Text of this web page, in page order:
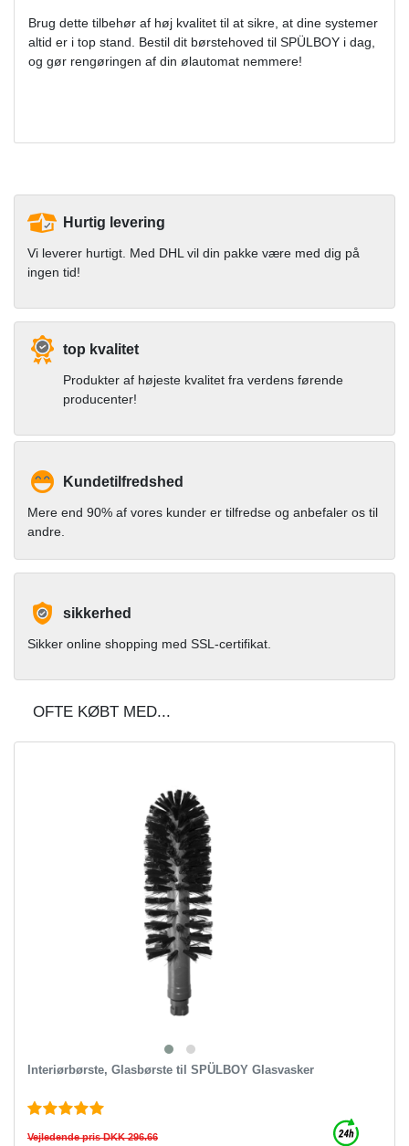
Brug dette tilbehør af høj kvalitet til at sikre, at dine systemer
altid er i top stand. Bestil dit børstehoved til SPÜLBOY i dag,
og gør rengøringen af ​​din ølautomat nemmere!
Hurtig levering
Vi leverer hurtigt. Med DHL vil din pakke være med dig på
ingen tid!
top kvalitet
Produkter af højeste kvalitet fra verdens førende
producenter!
Kundetilfredshed
Mere end 90% af vores kunder er tilfredse og anbefaler os til
andre.
sikkerhed
Sikker online shopping med SSL-certifikat.
OFTE KØBT MED...
Interiørbørste, Glasbørste til SPÜLBOY Glasvasker
Vejledende pris DKK 296.66